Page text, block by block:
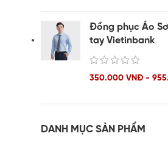
Đồng phục Áo
tay Vietinbank
350.000 VNĐ -
DANH MỤC SẢN PHẨM